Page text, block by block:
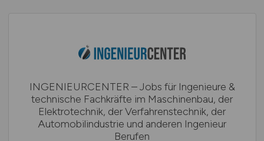
INGENIEURCENTER – Jobs für Ingenieure &
technische Fachkräfte im Maschinenbau, der
Elektrotechnik, der Verfahrenstechnik, der
Automobilindustrie und anderen Ingenieur
Berufen